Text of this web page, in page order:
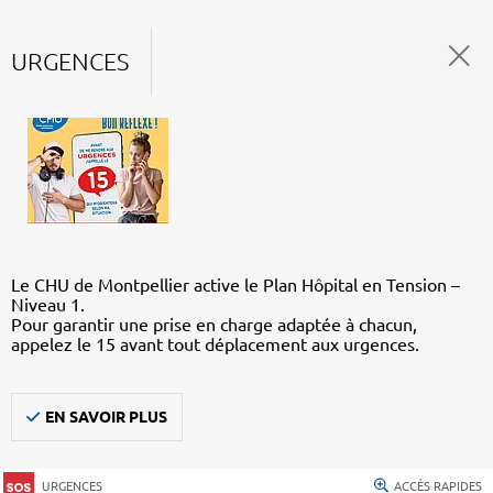
URGENCES
Le CHU de Montpellier active le Plan Hôpital en Tension –
Niveau 1.
Pour garantir une prise en charge adaptée à chacun,
appelez le 15 avant tout déplacement aux urgences.
EN SAVOIR PLUS
URGENCES ACCÈS RAPIDES